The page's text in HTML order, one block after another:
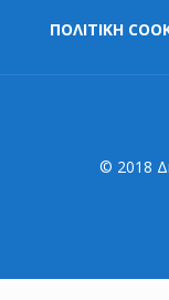
ΠΟΛΙΤΙΚΗ
© 2018